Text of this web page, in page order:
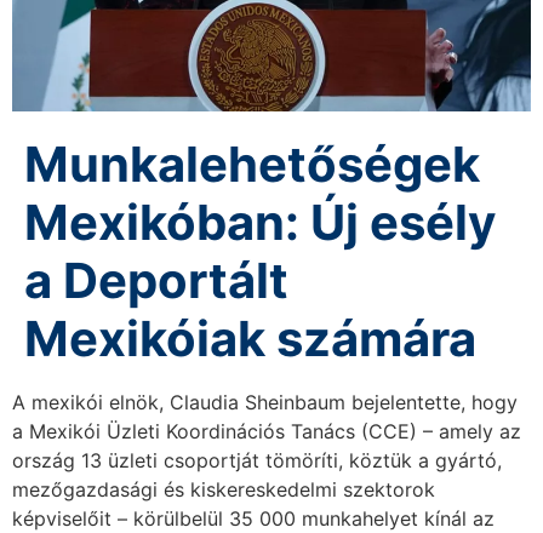
Munkalehetőségek
Mexikóban: Új esély
a Deportált
Mexikóiak számára
A mexikói elnök, Claudia Sheinbaum bejelentette, hogy
a Mexikói Üzleti Koordinációs Tanács (CCE) – amely az
ország 13 üzleti csoportját tömöríti, köztük a gyártó,
mezőgazdasági és kiskereskedelmi szektorok
képviselőit – körülbelül 35 000 munkahelyet kínál az